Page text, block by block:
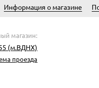
Информация о магазине
магазин:
(м.ВДНХ)
проезда